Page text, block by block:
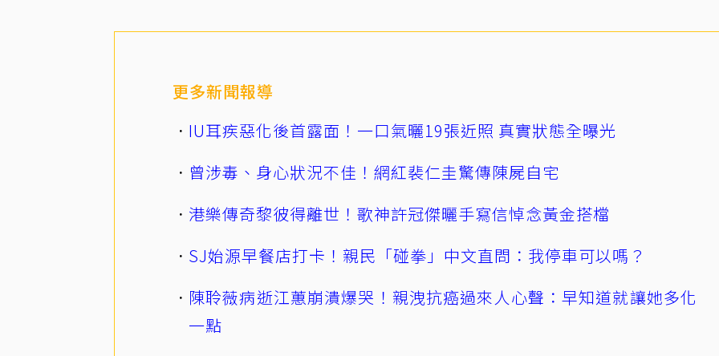
更多新聞報導
IU耳疾惡化後首露面！一口氣曬19張近照 真實狀態全曝光
曾涉毒、身心狀況不佳！網紅裴仁圭驚傳陳屍自宅
港樂傳奇黎彼得離世！歌神許冠傑曬手寫信悼念黃金搭檔
SJ始源早餐店打卡！親民「碰拳」中文直問：我停車可以嗎？
陳聆薇病逝江蕙崩潰爆哭！親洩抗癌過來人心聲：早知道就讓她多化
一點